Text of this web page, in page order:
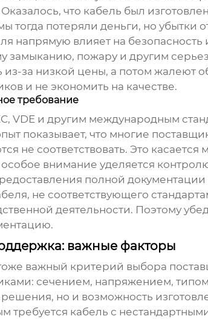
что кабель был
тогда потеряли деньги, но убытки
напрямую влияет на
замыканию, пожару и другим
из-за низкой цены, а потом жалеют
и не экономить на качестве.
требование
VDE и другим международным
показывает, что многие
не соответствовать. Это
внимание уделяется
полной
не соответствующего
деятельности. Поэтому
важные факторы
важный критерий выбора
сечением, напряжением,
но и возможность
требуется кабель с